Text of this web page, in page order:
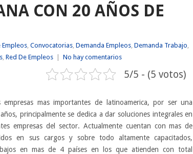
CON 20 AÑOS DE
Empleos, Convocatorias, Demanda Empleos, Demanda Trabajo,
, Red De Empleos No hay comentarios
5/5 - (5 votos)
mas importantes de latinoamerica, por ser una
principalmente se dedica a dar soluciones integrales en
empresas del sector. Actualmente cuentan con mas de
en sus cargos y sobre todo altamente capacitados,
en mas de 4 países en los que atienden con total